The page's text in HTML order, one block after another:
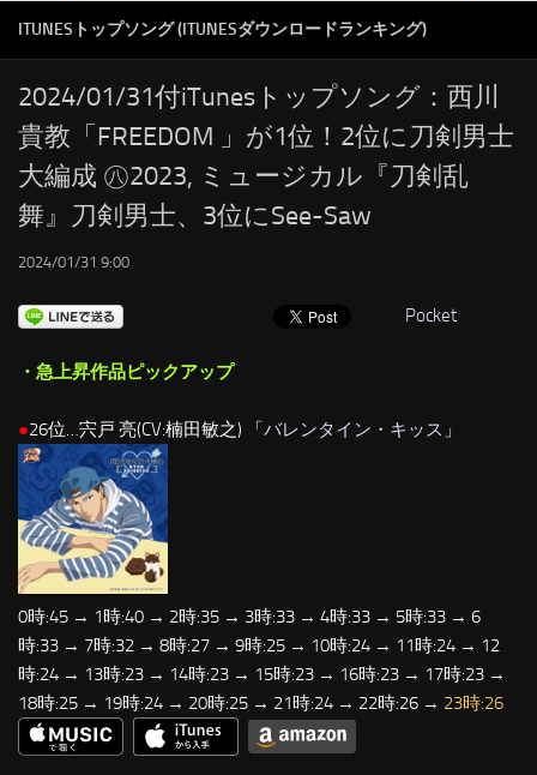
RSS
LINKS
ITUNESトップソング (ITUNESダウンロードランキング)
2024/01/31付iTunesトップソング：西川
貴教「FREEDOM 」が1位！2位に刀剣男士
大編成 ㊇2023, ミュージカル『刀剣乱
舞』刀剣男士、3位にSee-Saw
2024/01/31 9:00
Pocket
・急上昇作品ピックアップ
●26位…宍戸 亮(CV:楠田敏之) 「バレンタイン・キッス 」
0時:45 → 1時:40 → 2時:35 → 3時:33 → 4時:33 → 5時:33 → 6
時:33 → 7時:32 → 8時:27 → 9時:25 → 10時:24 → 11時:24 → 12
時:24 → 13時:23 → 14時:23 → 15時:23 → 16時:23 → 17時:23 →
18時:25 → 19時:24 → 20時:25 → 21時:24 → 22時:26 → 23時:26